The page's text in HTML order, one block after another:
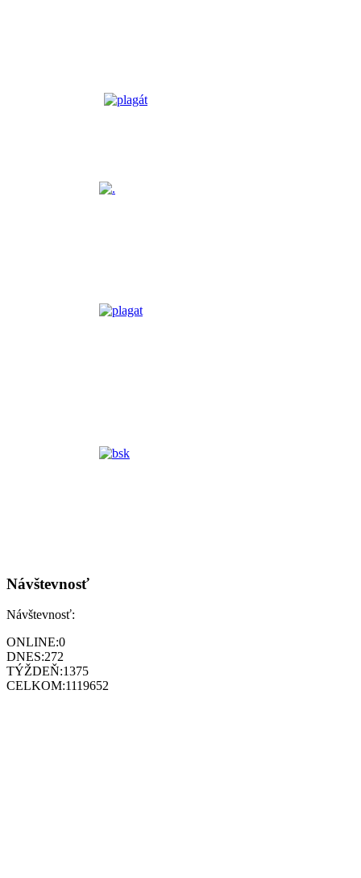
Návštevnosť
Návštevnosť:
ONLINE:0
DNES:272
TÝŽDEŇ:1375
CELKOM:1119652